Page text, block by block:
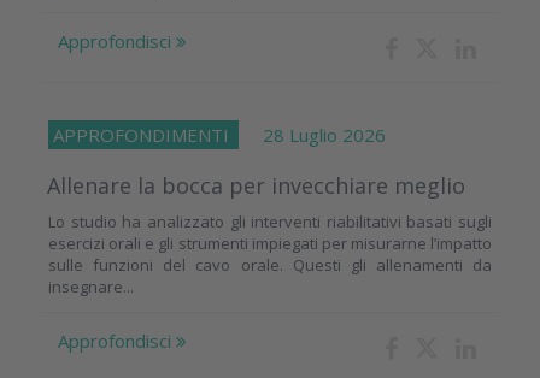
Approfondisci
APPROFONDIMENTI 28 Luglio 2026
Allenare la bocca per invecchiare meglio
Lo studio ha analizzato gli interventi riabilitativi basati sugli
esercizi orali e gli strumenti impiegati per misurarne l’impatto
sulle funzioni del cavo orale. Questi gli allenamenti da
insegnare...
Approfondisci